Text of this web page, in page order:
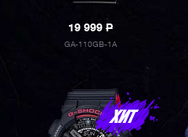
19 999P
GA-110GB-1A